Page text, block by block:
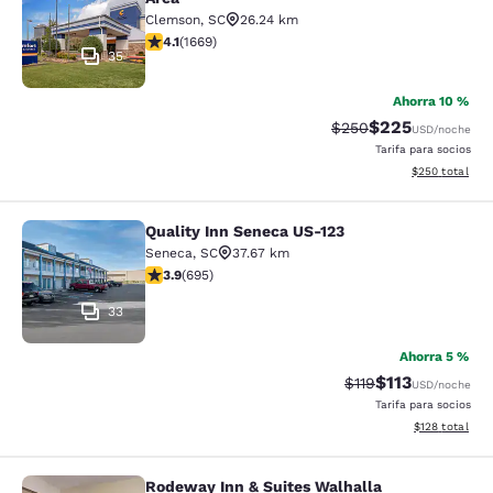
35
Clemson, SC
26.24 km
Calificación de 4.12 estrellas. Muy bueno. 1669
4.1(1669)
Ahorra 10 %
Tarifa tachada:
$250Tarifa reducida:
$225USD/noche
Tarifa para socios
Ver detalles
$250 total
Quality Inn Seneca US-123
33
Quality Inn Seneca US-123
Seneca, SC
37.67 km
Calificación de 3.85 estrellas. Bueno. 695 reseñas
3.9(695)
Ahorra 5 %
Tarifa tachada:
$119Tarifa reducida:
$113USD/noche
Tarifa para socios
Ver detalles
$128 total
Rodeway Inn & Suites Walhalla